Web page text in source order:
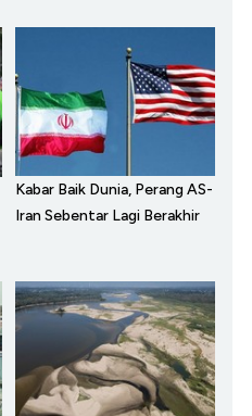
Kabar Baik Dunia, Perang AS-
Iran Sebentar Lagi Berakhir